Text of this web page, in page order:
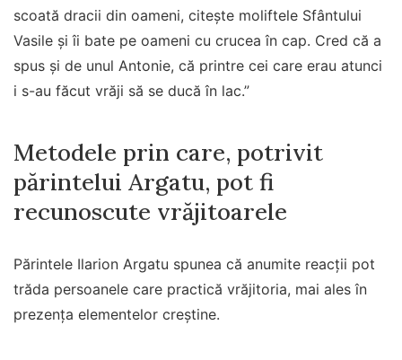
scoată dracii din oameni, citește moliftele Sfântului
Vasile și îi bate pe oameni cu crucea în cap. Cred că a
spus și de unul Antonie, că printre cei care erau atunci
i s-au făcut vrăji să se ducă în lac.”
Metodele prin care, potrivit
părintelui Argatu, pot fi
recunoscute vrăjitoarele
Părintele Ilarion Argatu spunea că anumite reacții pot
trăda persoanele care practică vrăjitoria, mai ales în
prezența elementelor creștine.